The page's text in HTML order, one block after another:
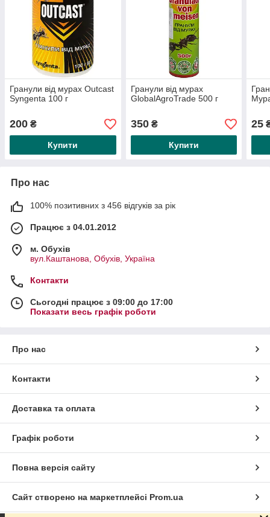
Гранули від мурах Outcast
Syngenta 100 г
200 ₴
Купити
Гранули від мурах
GlobalAgroTrade 500 г
350₴
Купити
25
Про нас
100% позитивних з 456 відгуків за рік
Працює з 04.01.2012
м. Обухів
вул.Каштанова, Обухів, Україна
Контакти
Сьогодні працює з 09:00 до 17:00
Показати весь графік роботи
Про нас
Контакти
Доставка та оплата
Графік роботи
Повна версія сайту
Сайт створено на маркетплейсі Prom.ua